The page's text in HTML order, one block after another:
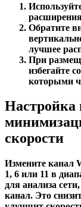
Обратите
лучшее
При
избегайте
которыми
Настройка
скорости
Измените канал
1, 6 или 11 в
для анализа
канал. Это